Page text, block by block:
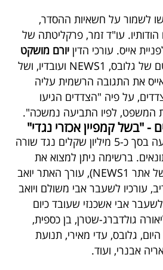
לשמור על חשאיות ההסדר,
עו"ד זמר, פרקליטתה של
אייס. עורכי הדין יורם מושקט
של גלובס, NEWS1 ועובדיו, ושל
את התגובה הרשמית עליה
על פיה "הצדדים הגיעו
המשפט, לפיו התביעה נמשכה".
כזכור, הגישה את התביעה בסך כ-5 מיליון שקלים נגד שורה
ברשימה ניתן למצוא את
אתר NEWS1), עורך האתר יואב
עורכיו לשעבר אבי משולם ויואב
אבי אשכנזי שעובד כיום
גולדברג-שטרן, בן כספית,
גלובס, עדי מאירי, תנועת
אבנרי, ועוד.